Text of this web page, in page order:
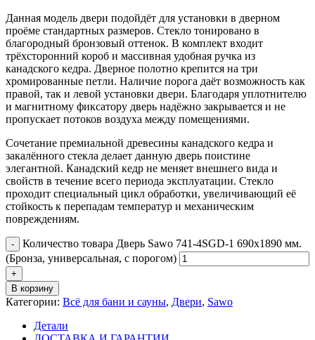
Данная модель двери подойдёт для установки в дверном
проёме стандартных размеров. Стекло тонировано в
благородный бронзовый оттенок. В комплект входит
трёхсторонний короб и массивная удобная ручка из
канадского кедра. Дверное полотно крепится на три
хромированные петли. Наличие порога даёт возможность как
правой, так и левой установки двери. Благодаря уплотнителю
и магнитному фиксатору дверь надёжно закрывается и не
пропускает потоков воздуха между помещениями.
Сочетание премиальной древесины канадского кедра и
закалённого стекла делает данную дверь поистине
элегантной. Канадский кедр не меняет внешнего вида и
свойств в течение всего периода эксплуатации. Стекло
проходит специальный цикл обработки, увеличивающий её
стойкость к перепадам температур и механическим
повреждениям.
Количество товара Дверь Sawo 741-4SGD-1 690х1890 мм.
(Бронза, универсальная, с порогом)
В корзину
Категории: Всё для бани и сауны, Двери, Sawo
Детали